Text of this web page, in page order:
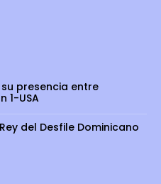
presencia entre
1-USA
del Desfile Dominicano